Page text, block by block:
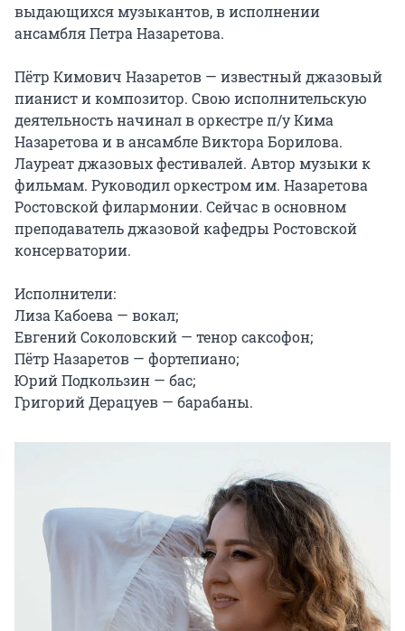
выдающихся музыкантов, в исполнении
ансамбля Петра Назаретова.
Пётр Кимович Назаретов — известный джазовый
пианист и композитор. Свою исполнительскую
деятельность начинал в оркестре п/у Кима
Назаретова и в ансамбле Виктора Борилова.
Лауреат джазовых фестивалей. Автор музыки к
фильмам. Руководил оркестром им. Назаретова
Ростовской филармонии. Сейчас в основном
преподаватель джазовой кафедры Ростовской
консерватории.
Исполнители:
Лиза Кабоева — вокал;
Евгений Соколовский — тенор саксофон;
Пётр Назаретов — фортепиано;
Юрий Подкользин — бас;
Григорий Дерацуев — барабаны.